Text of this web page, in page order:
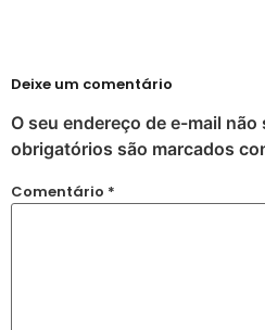
Deixe um comentário
O seu endereço de e-mail
obrigatórios são marcados
Comentário *